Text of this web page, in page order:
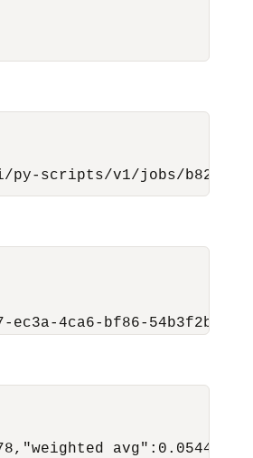
scripts/v1/jobs/